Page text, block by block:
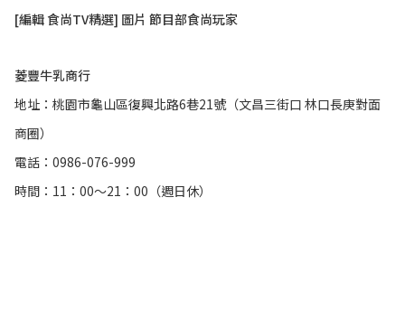
[編輯 食尚TV精選] 圖片 節目部食尚玩家
菱豐牛乳商行
地址：桃園市龜山區復興北路6巷21號（文昌三街口 林口長庚對面
商圈）
電話：0986-076-999
時間：11：00～21：00（週日休）